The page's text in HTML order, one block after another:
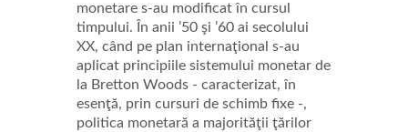
monetare s-au modificat în cursul
timpului. În anii ’50 şi ’60 ai secolului
XX, când pe plan internaţional s-au
aplicat principiile sistemului monetar de
la Bretton Woods - caracterizat, în
esenţă, prin cursuri de schimb fixe -,
politica monetară a majorităţii ţărilor